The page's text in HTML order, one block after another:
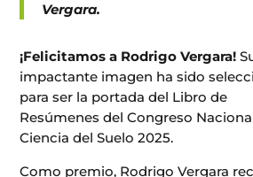
Vergara.
¡Felicitamos a Rodrigo Vergara!
impactante imagen ha sido
para ser la portada del Libro de
Resúmenes del Congreso
Ciencia del Suelo 2025.
Como premio, Rodrigo Vergara